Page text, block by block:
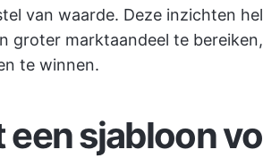
van waarde. Deze inzichten
groter marktaandeel te
te winnen.
een sjabloon